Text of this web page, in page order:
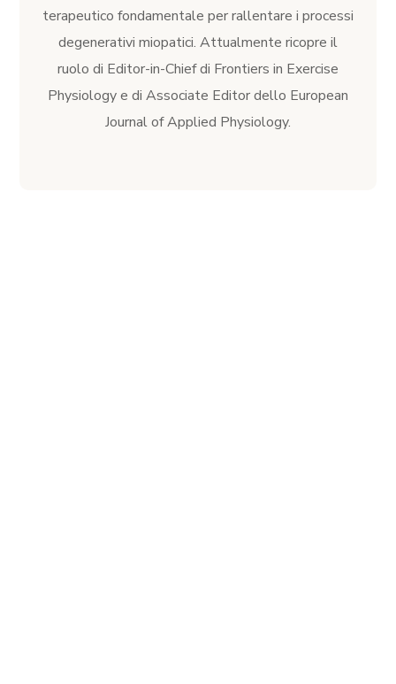
terapeutico fondamentale per rallentare i processi
degenerativi miopatici. Attualmente ricopre il
ruolo di Editor-in-Chief di Frontiers in Exercise
Physiology e di Associate Editor dello European
Journal of Applied Physiology.